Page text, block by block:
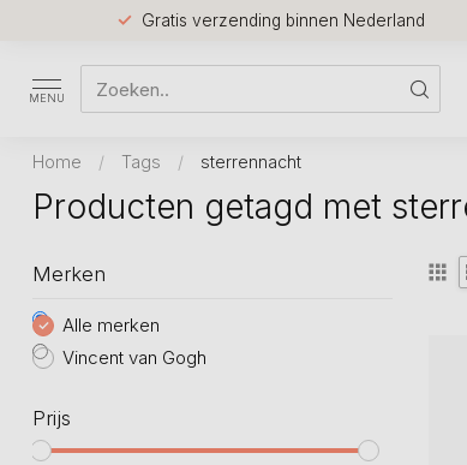
Gratis verzending binnen Nederland
MENU
Home / Tags / sterrennacht
Producten getagd met
Merken
Alle merken
Vincent van Gogh
Prijs